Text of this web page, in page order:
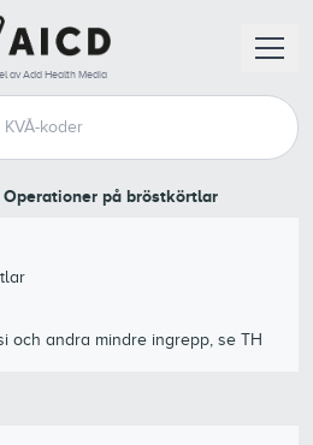
av Add Health Media
Operationer på bröstkörtlar
och andra mindre ingrepp, se TH